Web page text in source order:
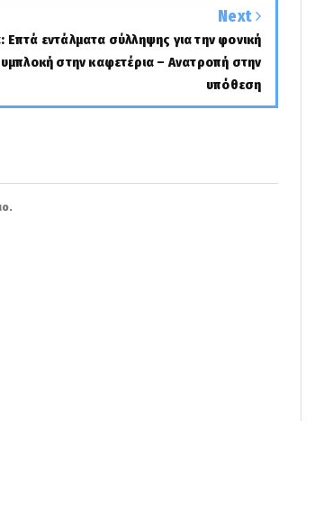
Next
Επτά εντάλματα σύλληψης για την φονική
στην καφετέρια – Ανατροπή στην
υπόθεση